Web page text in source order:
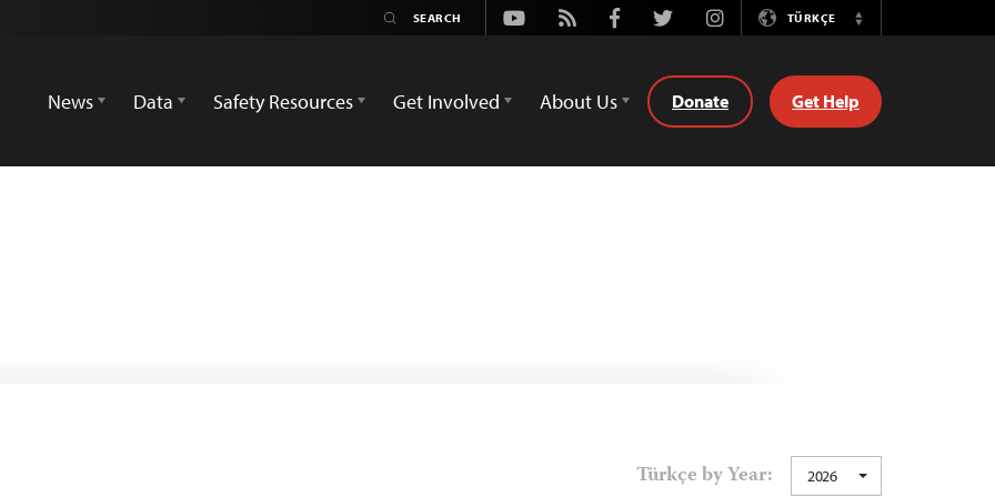
Youtube
Rss FacebookTwitterInstagramTÜRKÇE
Switch
News
Data Safety Resources Get Involved About Us Donate Get Help
Türkçe by Year: 2026